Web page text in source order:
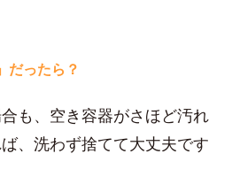
だったら？
も、空き容器がさほど汚れ
、洗わず捨てて大丈夫です